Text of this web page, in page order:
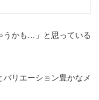
うかも…」と思っている
リエーション豊かなメ